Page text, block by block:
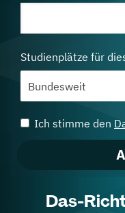
Studienplätze für
Ich stimme den
Das-